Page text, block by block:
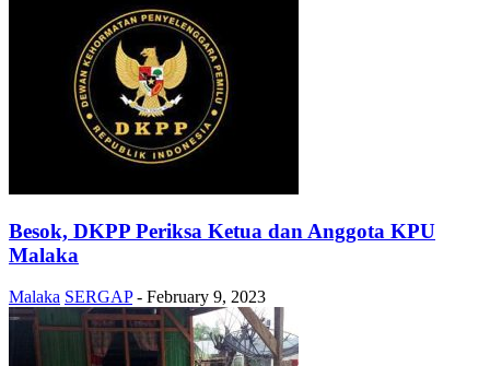
Besok, DKPP Periksa Ketua dan Anggota KPU
Malaka
Malaka SERGAP - February 9, 2023